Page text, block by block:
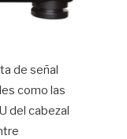
de señal
como las
del cabezal